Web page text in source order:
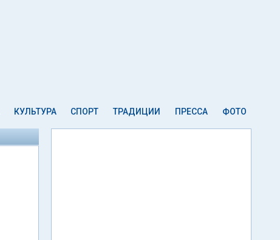
КУЛЬТУРА СПОРТ ТРАДИЦИИ ПРЕССА ФОТО